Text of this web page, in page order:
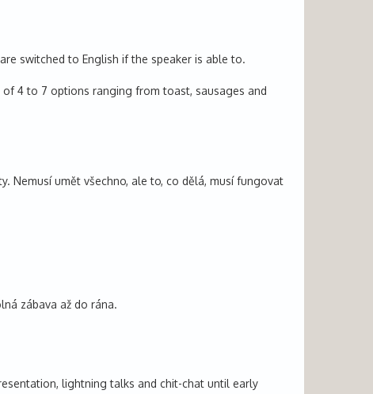
switched to English if the speaker is able to.
4 to 7 options ranging from toast, sausages and
Nemusí umět všechno, ale to, co dělá, musí fungovat
zábava až do rána.
lightning talks and chit-chat until early